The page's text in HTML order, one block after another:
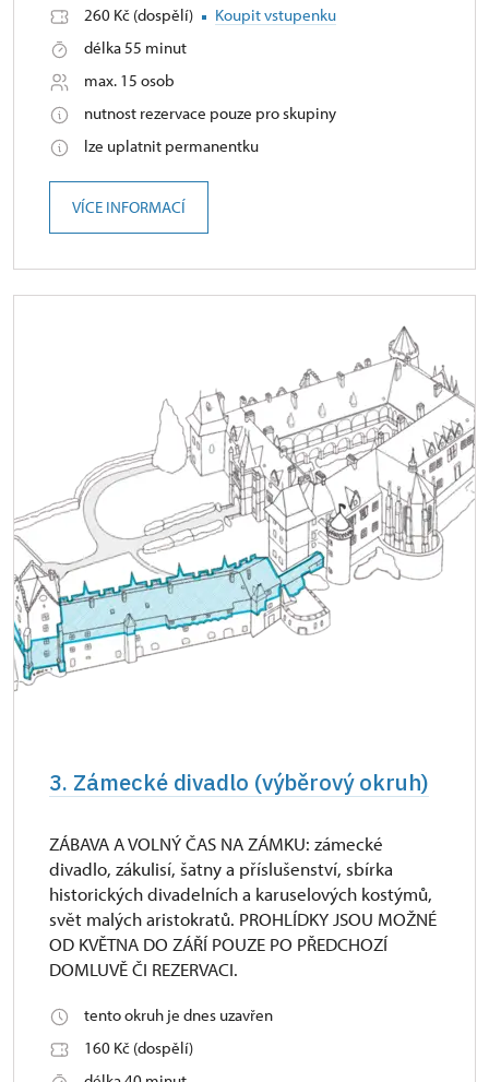
260 Kč (dospělí)
Koupit vstupenku
délka 55 minut
max. 15 osob
nutnost rezervace pouze pro skupiny
lze uplatnit permanentku
VÍCE INFORMACÍ
3. Zámecké divadlo (výběrový okruh)
ZÁBAVA A VOLNÝ ČAS NA ZÁMKU: zámecké
divadlo, zákulisí, šatny a příslušenství, sbírka
historických divadelních a karuselových kostýmů,
svět malých aristokratů. PROHLÍDKY JSOU MOŽNÉ
OD KVĚTNA DO ZÁŘÍ POUZE PO PŘEDCHOZÍ
DOMLUVĚ ČI REZERVACI.
tento okruh je dnes uzavřen
160 Kč (dospělí)